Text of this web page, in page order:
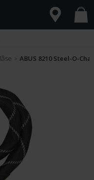
> ABUS 8210 Steel-O-